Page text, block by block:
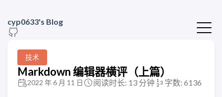
cyp0633's Blog
技术
Markdown 编辑器横评（上篇）
2022 年 6 月 11 日 阅读时长: 13 分钟 字数: 6136